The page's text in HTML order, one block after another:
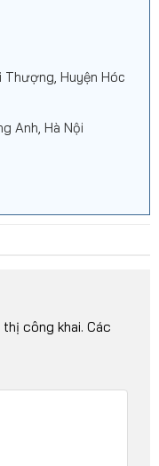
Huyện Hóc
Anh, Hà Nội
công khai. Các